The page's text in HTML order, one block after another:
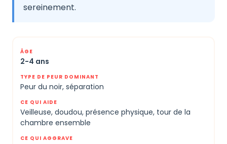
sereinement.
2-4 ans
Peur du noir, séparation
Veilleuse, doudou, présence physique, tour de la
chambre ensemble